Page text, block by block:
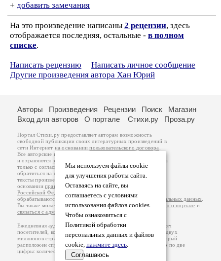
+ добавить замечания
На это произведение написаны 2 рецензии, здесь
отображается последняя, остальные - в полном
списке.
Написать рецензию
Написать личное сообщение
Другие произведения автора Хан Юрий
Мы используем файлы cookie
для улучшения работы сайта.
Оставаясь на сайте, вы
соглашаетесь с условиями
использования файлов cookies.
Чтобы ознакомиться с
Политикой обработки
персональных данных и файлов
cookie, нажмите здесь.
Соглашаюсь
Авторы Произведения Рецензии Поиск
Магазин
Вход для авторов
О портале Стихи.ру Проза.ру
Портал Стихи.ру предоставляет авторам возможность
свободной публикации своих литературных произведений в
сети Интернет на основаниипользовательского договора
Все авторские права на произведения принадлежат авторам
и охраняются законом
. Перепечатка произведений возможна
только с согласия его автора, к которому вы можете
обратиться на его авторской странице. Ответственность за
тексты произведений авторы несут самостоятельно на
основанииправил публикацииизаконодательства
Российской Федерации
обрабатываются на основанииПолитики обработки персональных данных
Вы также можете посмотреть более подробнуюинформацию о портале и
связаться с администрацией
Ежедневная аудитория портала Стихи.ру – порядка 200 тысяч
посетителей, которые в общей сумме просматривают более двух
миллионов страниц по данным счетчика посещаемости, который
расположен справа от этого текста. В каждой графе указано по две
цифры: количество просмотров и количество посетителей.